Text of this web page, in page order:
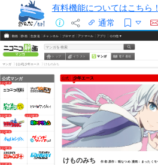
有料機能についてはこちら！
通常